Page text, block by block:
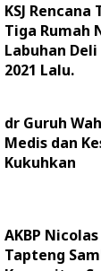
KSJ
Tiga Rumah
Labuhan
2021 Lalu.
dr Guruh
Medis dan
Kukuhkan
AKBP
Tapteng